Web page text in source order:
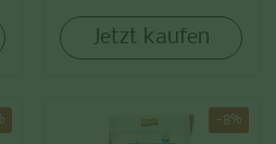
Jetzt kaufen
-8%